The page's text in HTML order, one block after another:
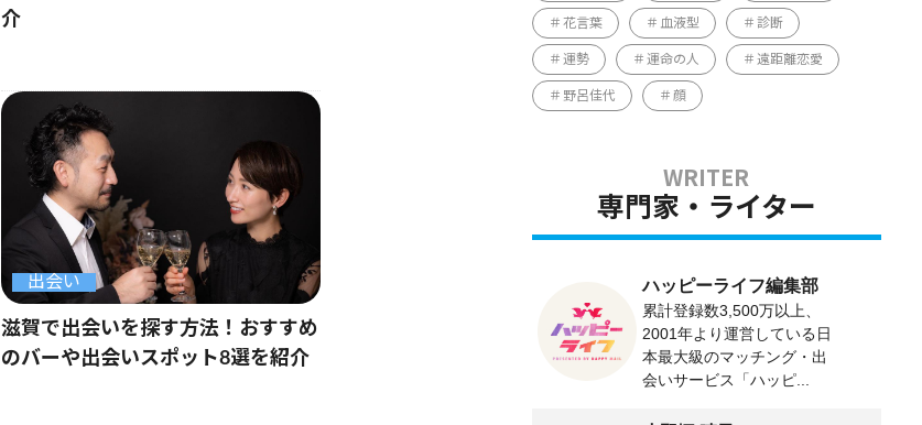
介
出会い
滋賀で出会いを探す方法！おすすめ
のバーや出会いスポット8選を紹介
花言葉 血液型 診断
運勢 運命の人 遠距離恋愛
野呂佳代 顔
専門家・ライター
ハッピーライフ編集部
累計登録数3,500万以上、
2001年より運営している日
本最大級のマッチング・出
会いサービス「ハッピ...